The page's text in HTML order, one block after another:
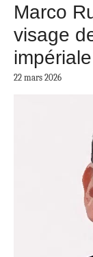
Marco
visage
22 mars 2026